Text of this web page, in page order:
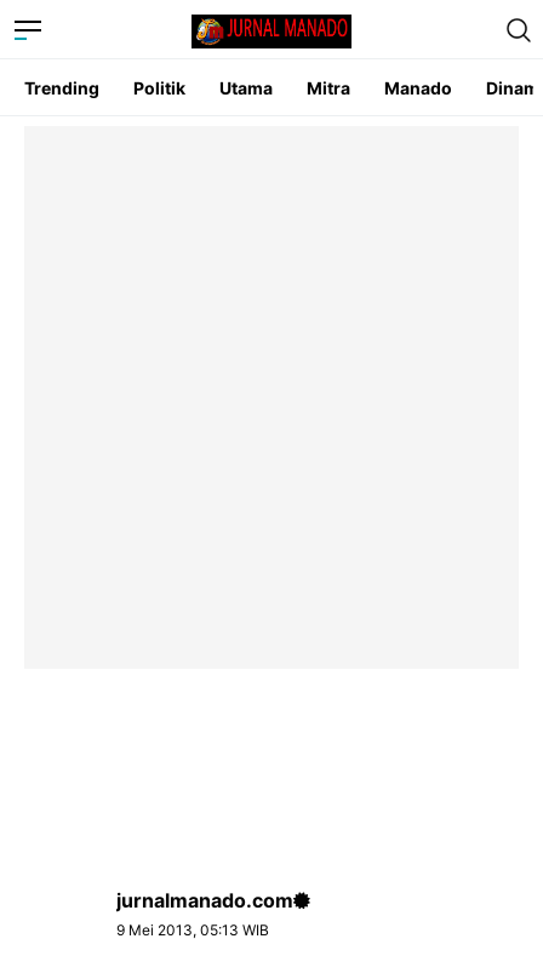
Trending Politik Utama Mitra Manado
jurnalmanado.com
9 Mei 2013, 05:13 WIB